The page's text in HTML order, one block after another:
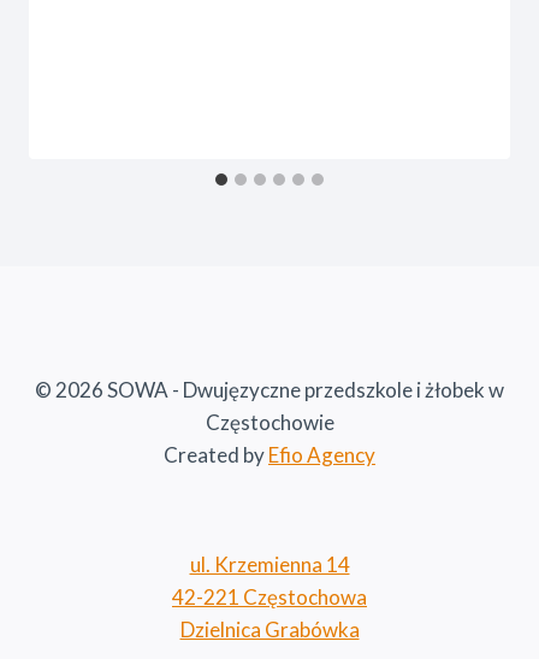
© 2026 SOWA - Dwujęzyczne przedszkole i żłobek w
Częstochowie
Created byEfio Agency
ul. Krzemienna 14
42-221 Częstochowa
Dzielnica Grabówka